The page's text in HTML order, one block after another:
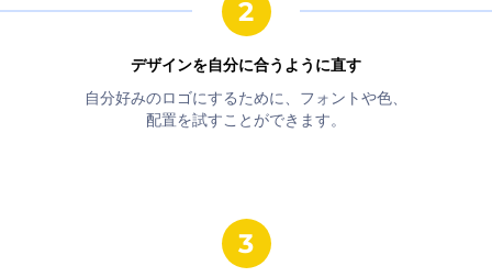
デザインを自分に合うように直す
自分好みのロゴにするために、フォントや色、
配置を試すことができます。